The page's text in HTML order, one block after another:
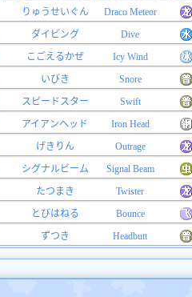
りゅうせいぐん
Draco Meteor
ダイビング
Dive
こごえるかぜ
Icy Wind
いびき
Snore
スピードスター
Swift
アイアンヘッド
Iron Head
げきりん
Outrage
シグナルビーム
Signal Beam
たつまき
Twister
とびはねる
Bounce
ずつき Headbutt